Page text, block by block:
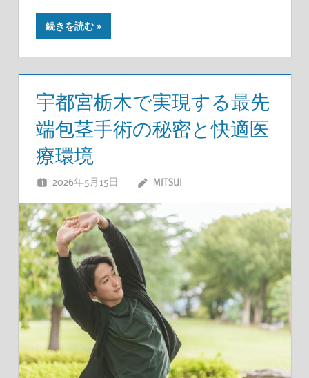
続きを読む
宇都宮栃木で実現する最先
端包茎手術の秘密と快適医
療環境
2026年5月15日 MITSUI